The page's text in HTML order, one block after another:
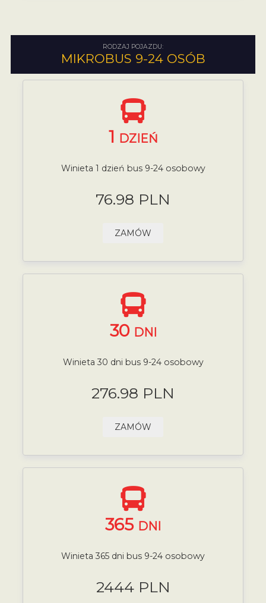
RODZAJ POJAZDU:
MIKROBUS 9-24 OSÓB
1 DZIEŃ
Winieta 1 dzień bus 9-24 osobowy
76.98 PLN
ZAMÓW
30 DNI
Winieta 30 dni bus 9-24 osobowy
276.98 PLN
ZAMÓW
365 DNI
Winieta 365 dni bus 9-24 osobowy
2444 PLN